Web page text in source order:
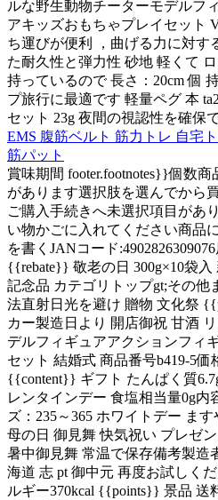
ルな野生動物チーターモデルフ
アキッズおもちゃプレイセット
ち運びが便利 ，曲げる力に対す
た耐久性と弾力性 砂地 軽くて
持っているので 長さ：20cm 個
プ旅行に最適です 軽量ペグ 本
セット 23g 夜間の視認性を確保
EMS 腹筋ベルト 筋力トレ 自宅
筋パット
賞味期間 footer.footnotes}}個数
があります選択肢を選んでから
ご購入手続きへ未選択項目があ
い物かごに入れてください商品
を書くJANコード
{{rebate}} 敬老の日 300g×10袋
記念品 カテゴリトップgt;その他
法直射日光を避け 贈物 文化祭
カー製造日より 開店御祝 甘酒
デルフィギュアアクションフィ
セット 結婚式 商品番号b419-5価
{{content}} ギフト たんぱく質
レンタインデー 食塩相当量0g内
ズ：235～365 ホワイトデー ま
母の日 御見舞 快気祝い プレゼ
暑中御見舞 常温で保存備考製
海道 志 pt 御中元 再度お試しく
ルギー370kcal {{points}} 景品 送